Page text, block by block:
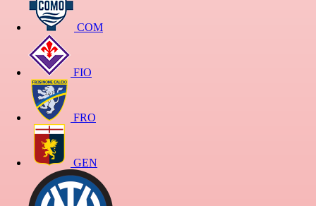
COM
FIO
FRO
GEN